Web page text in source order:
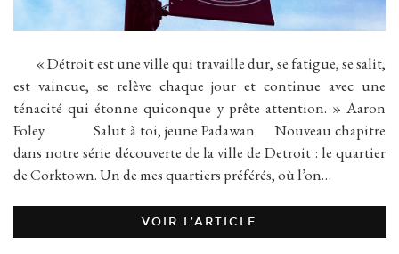
« Détroit est une ville qui travaille dur, se fatigue, se salit,
est vaincue, se relève chaque jour et continue avec une
ténacité qui étonne quiconque y prête attention. » Aaron
Foley Salut à toi, jeune Padawan Nouveau chapitre
dans notre série découverte de la ville de Detroit : le quartier
de Corktown. Un de mes quartiers préférés, où l’on…
VOIR L’ARTICLE